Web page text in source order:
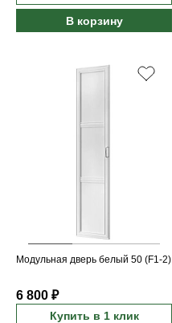
В корзину
Модульная дверь белый 50 (F1-2)
6 800 ₽
Купить в 1 клик